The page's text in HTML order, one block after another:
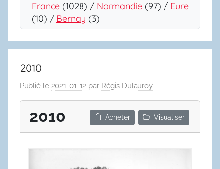
France (1028) / Normandie (97) / Eure
(10) / Bernay (3)
2010
Publié le 2021-01-12 par Régis Dulauroy
2010 Acheter Visualiser